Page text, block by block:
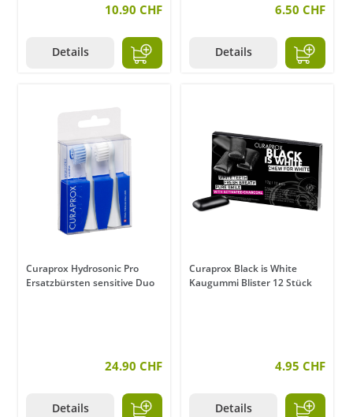
10.90 CHF
Details
6.50 CHF
Details
Curaprox Hydrosonic Pro
Ersatzbürsten sensitive Duo
24.90 CHF
Details
Curaprox Black is White
Kaugummi Blister 12 Stück
4.95 CHF
Details